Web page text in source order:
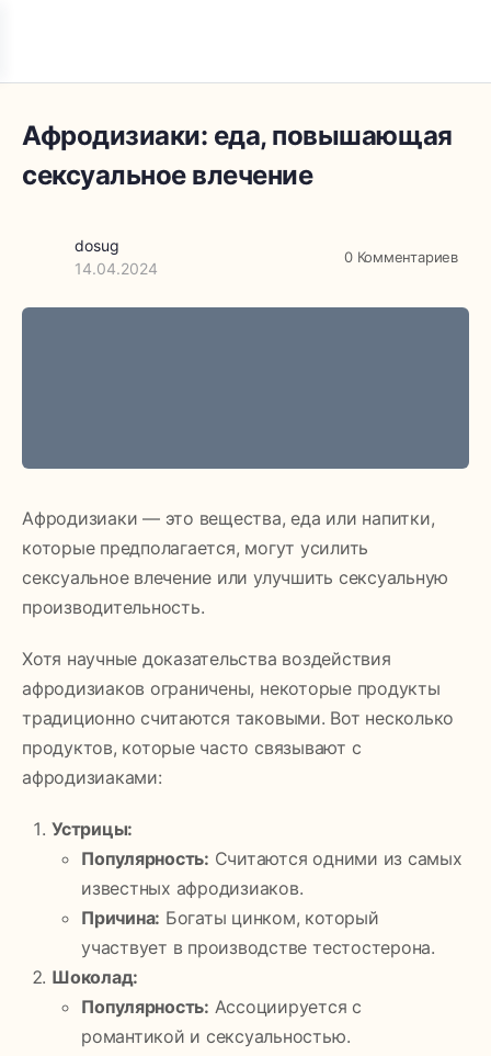
Афродизиаки: еда, повышающая
сексуальное влечение
dosug
14.04.2024
0 Комментариев
Афродизиаки — это вещества, еда или напитки,
которые предполагается, могут усилить
сексуальное влечение или улучшить сексуальную
производительность.
Хотя научные доказательства воздействия
афродизиаков ограничены, некоторые продукты
традиционно считаются таковыми. Вот несколько
продуктов, которые часто связывают с
афродизиаками:
Устрицы:
Популярность: Считаются одними из самых
известных афродизиаков.
Причина: Богаты цинком, который
участвует в производстве тестостерона.
Шоколад:
Популярность: Ассоциируется с
романтикой и сексуальностью.